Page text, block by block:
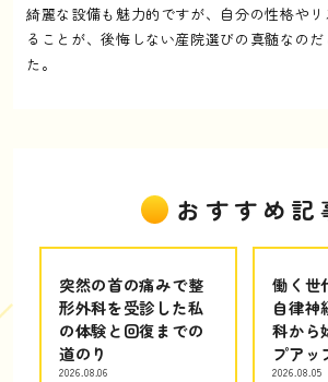
綺麗な設備も魅力的ですが、自分の性格や
ることが、後悔しない産院選びの真髄なの
た。
おすすめ記
突然の首の痛みで整
形外科を受診した私
の体験と回復までの
道のり
2026.08.06
働く世
自律神
科から
プアッ
2026.08.05